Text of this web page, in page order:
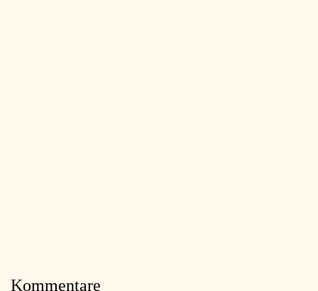
Kommentare